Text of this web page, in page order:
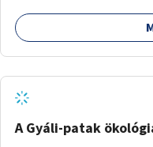
A Gyáli-patak